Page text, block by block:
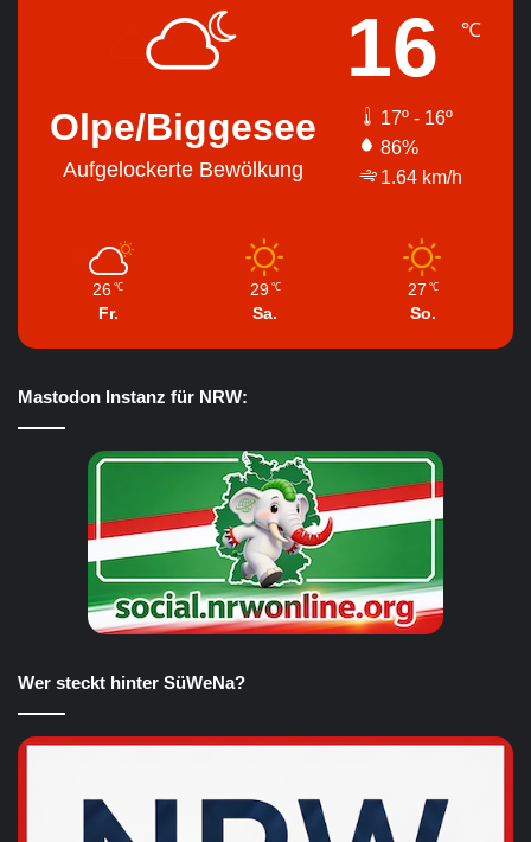
Olpe/Biggesee
Aufgelockerte Bewölkung
16 ℃
17º - 16º
86%
1.64 km/h
26 ℃
Fr.
29 ℃
Sa.
27 ℃
So.
Mastodon Instanz für NRW:
Wer steckt hinter SüWeNa?